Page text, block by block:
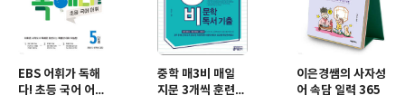
EBS 어휘가 독해
다! 초등 국어 어휘
중학 매3비 매일
지문 3개씩 훈련하
이은경쌤의 사자성
어 속담 일력 365